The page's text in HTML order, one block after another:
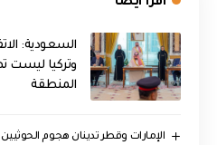
السعودية:
وتركيا ليست
المنطقة
الإمارات وقطر تدينان هجوم